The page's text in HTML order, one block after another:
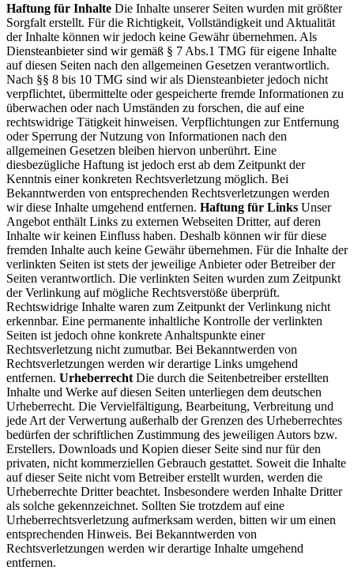
Haftung für Inhalte Die Inhalte unserer Seiten wurden mit größter
Sorgfalt erstellt. Für die Richtigkeit, Vollständigkeit und Aktualität
der Inhalte können wir jedoch keine Gewähr übernehmen. Als
Diensteanbieter sind wir gemäß § 7 Abs.1 TMG für eigene Inhalte
auf diesen Seiten nach den allgemeinen Gesetzen verantwortlich.
Nach §§ 8 bis 10 TMG sind wir als Diensteanbieter jedoch nicht
verpflichtet, übermittelte oder gespeicherte fremde Informationen zu
überwachen oder nach Umständen zu forschen, die auf eine
rechtswidrige Tätigkeit hinweisen. Verpflichtungen zur Entfernung
oder Sperrung der Nutzung von Informationen nach den
allgemeinen Gesetzen bleiben hiervon unberührt. Eine
diesbezügliche Haftung ist jedoch erst ab dem Zeitpunkt der
Kenntnis einer konkreten Rechtsverletzung möglich. Bei
Bekanntwerden von entsprechenden Rechtsverletzungen werden
wir diese Inhalte umgehend entfernen. Haftung für Links Unser
Angebot enthält Links zu externen Webseiten Dritter, auf deren
Inhalte wir keinen Einfluss haben. Deshalb können wir für diese
fremden Inhalte auch keine Gewähr übernehmen. Für die Inhalte der
verlinkten Seiten ist stets der jeweilige Anbieter oder Betreiber der
Seiten verantwortlich. Die verlinkten Seiten wurden zum Zeitpunkt
der Verlinkung auf mögliche Rechtsverstöße überprüft.
Rechtswidrige Inhalte waren zum Zeitpunkt der Verlinkung nicht
erkennbar. Eine permanente inhaltliche Kontrolle der verlinkten
Seiten ist jedoch ohne konkrete Anhaltspunkte einer
Rechtsverletzung nicht zumutbar. Bei Bekanntwerden von
Rechtsverletzungen werden wir derartige Links umgehend
entfernen. Urheberrecht Die durch die Seitenbetreiber erstellten
Inhalte und Werke auf diesen Seiten unterliegen dem deutschen
Urheberrecht. Die Vervielfältigung, Bearbeitung, Verbreitung und
jede Art der Verwertung außerhalb der Grenzen des Urheberrechtes
bedürfen der schriftlichen Zustimmung des jeweiligen Autors bzw.
Erstellers. Downloads und Kopien dieser Seite sind nur für den
privaten, nicht kommerziellen Gebrauch gestattet. Soweit die Inhalte
auf dieser Seite nicht vom Betreiber erstellt wurden, werden die
Urheberrechte Dritter beachtet. Insbesondere werden Inhalte Dritter
als solche gekennzeichnet. Sollten Sie trotzdem auf eine
Urheberrechtsverletzung aufmerksam werden, bitten wir um einen
entsprechenden Hinweis. Bei Bekanntwerden von
Rechtsverletzungen werden wir derartige Inhalte umgehend
entfernen.